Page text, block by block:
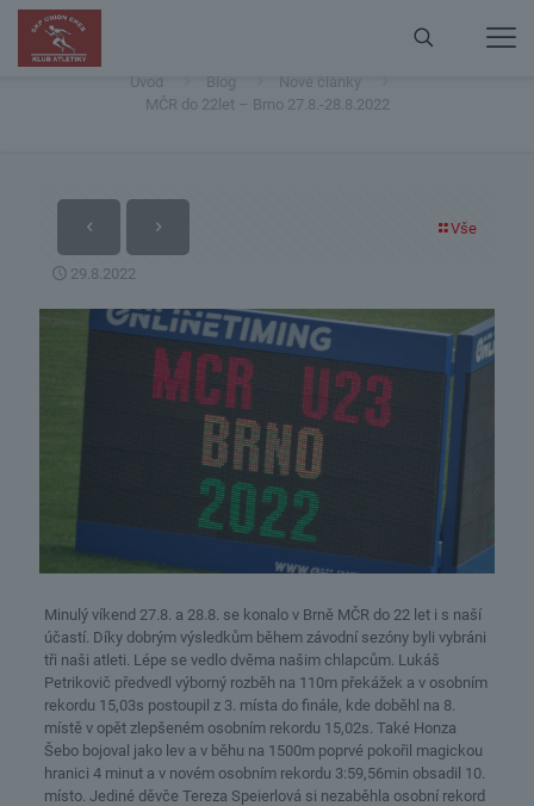
MČR do 22let – Brno 27.8.-28.8.2022
Úvod Blog
Nové články
MČR do 22let – Brno 27.8.-28.8.2022
Vše
29.8.2022
Minulý víkend 27.8. a 28.8. se konalo v Brně MČR do 22 let i s naší
účastí. Díky dobrým výsledkům během závodní sezóny byli vybráni
tři naši atleti. Lépe se vedlo dvěma našim chlapcům. Lukáš
Petrikovič předvedl výborný rozběh na 110m překážek a v osobním
rekordu 15,03s postoupil z 3. místa do finále, kde doběhl na 8.
místě v opět zlepšeném osobním rekordu 15,02s. Také Honza
Šebo bojoval jako lev a v běhu na 1500m poprvé pokořil magickou
hranici 4 minut a v novém osobním rekordu 3:59,56min obsadil 10.
místo. Jediné děvče Tereza Speierlová si nezaběhla osobní rekord